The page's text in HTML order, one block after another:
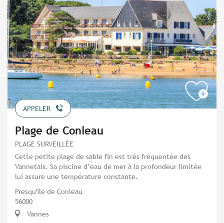
APPELER
Plage de Conleau
PLAGE SURVEILLÉE
Cette petite plage de sable fin est très fréquentée des
Vannetais. Sa piscine d’eau de mer à la profondeur limitée
lui assure une température constante.
Presqu'ile de Conleau
56000
Vannes